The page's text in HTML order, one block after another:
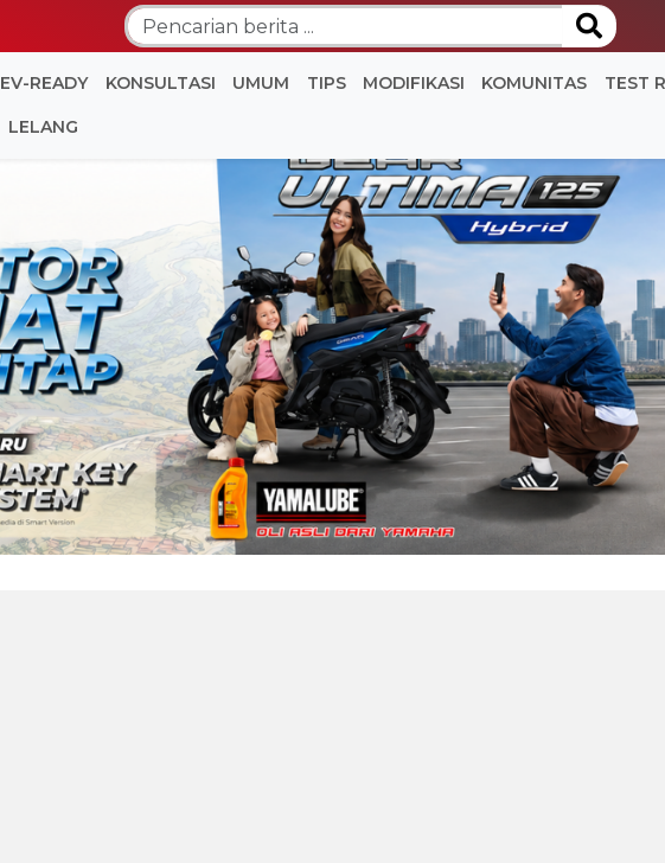
EV-READY KONSULTASI UMUM TIPS MODIFIKASI KOMUNITAS TEST
LELANG